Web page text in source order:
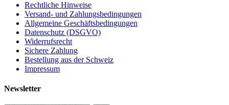
Rechtliche Hinweise
Versand- und Zahlungsbedingungen
Allgemeine Geschäftsbedingungen
Datenschutz (DSGVO)
Widerrufsrecht
Sichere Zahlung
Bestellung aus der Schweiz
Impressum
Newsletter